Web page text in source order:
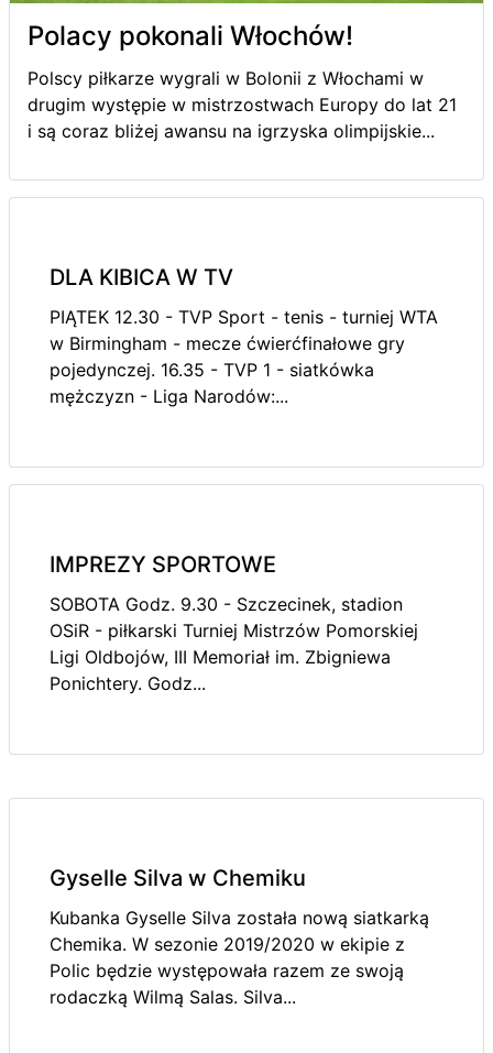
Polacy pokonali Włochów!
Polscy piłkarze wygrali w Bolonii z Włochami w
drugim występie w mistrzostwach Europy do lat 21
i są coraz bliżej awansu na igrzyska olimpijskie...
DLA KIBICA W TV
PIĄTEK 12.30 - TVP Sport - tenis - turniej WTA
w Birmingham - mecze ćwierćfinałowe gry
pojedynczej. 16.35 - TVP 1 - siatkówka
mężczyzn - Liga Narodów:...
IMPREZY SPORTOWE
SOBOTA Godz. 9.30 - Szczecinek, stadion
OSiR - piłkarski Turniej Mistrzów Pomorskiej
Ligi Oldbojów, III Memoriał im. Zbigniewa
Ponichtery. Godz...
Gyselle Silva w Chemiku
Kubanka Gyselle Silva została nową siatkarką
Chemika. W sezonie 2019/2020 w ekipie z
Polic będzie występowała razem ze swoją
rodaczką Wilmą Salas. Silva...